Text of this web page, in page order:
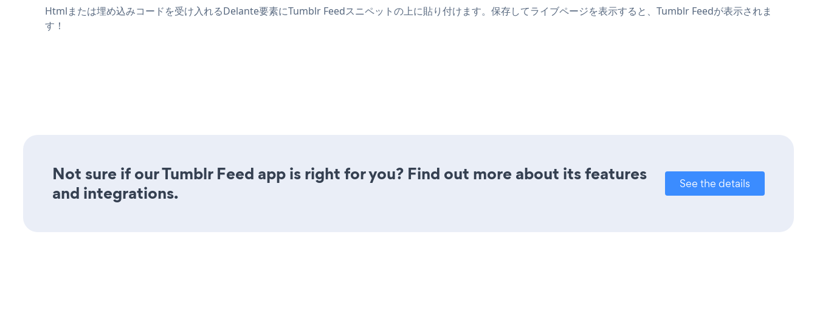
Htmlまたは埋め込みコードを受け入れるDelante要素にTumblr Feedスニペットの上に貼り付けます。保存してライブページを表示すると、Tumblr Feedが表示されま
す！
Not sure if our Tumblr Feed app is right for you? Find out more about its features
and integrations.
See the details